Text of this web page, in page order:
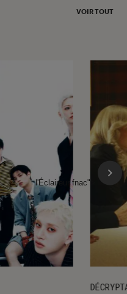
VOIR TOUT
l'Éclaireur fnac">